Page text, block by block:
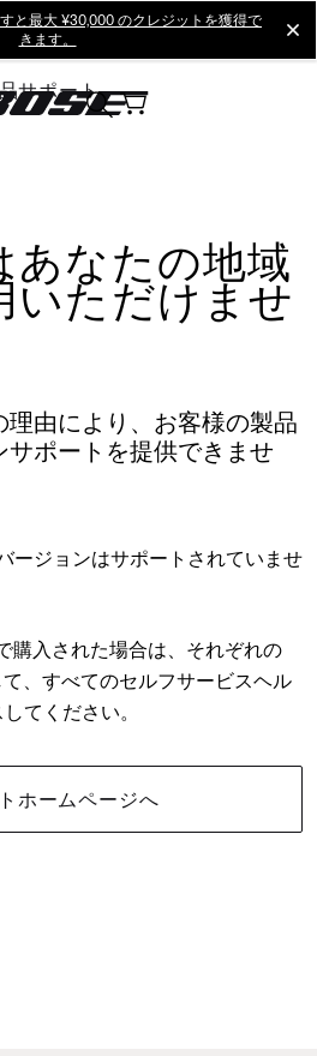
と最大 ¥30,000 のクレジットを獲得で
きます。
サポート
あなたの地域
いただけませ
由により、お客様の製品
サポートを提供できませ
ージョンはサポートされていませ
購入された場合は、それぞれの
、すべてのセルフサービスヘル
てください。
ホームページへ